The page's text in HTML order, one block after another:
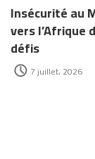
Insécurité au
vers l’Afrique
défis
7 juillet، 2026